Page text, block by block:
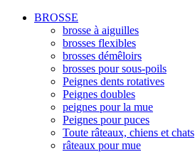
BROSSE
brosse à aiguilles
brosses flexibles
brosses démêloirs
brosses pour sous-poils
Peignes dents rotatives
Peignes doubles
peignes pour la mue
Peignes pour puces
Toute râteaux, chiens et chats
râteaux pour mue